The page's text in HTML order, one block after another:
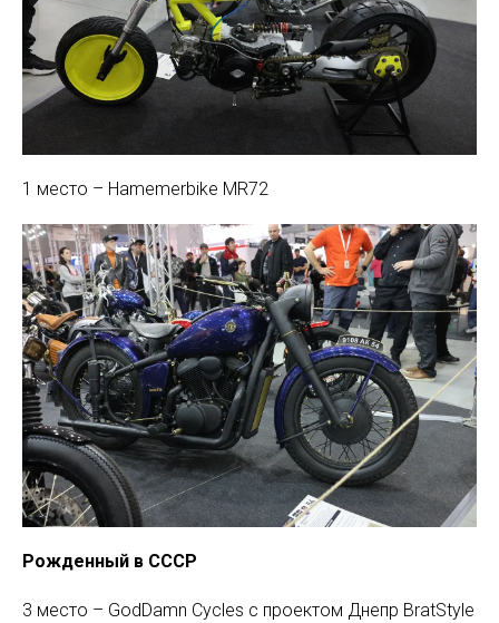
1 место – Hamemerbike MR72
Рожденный в СССР
3 место – GodDamn Cycles с проектом Днепр BratStyle